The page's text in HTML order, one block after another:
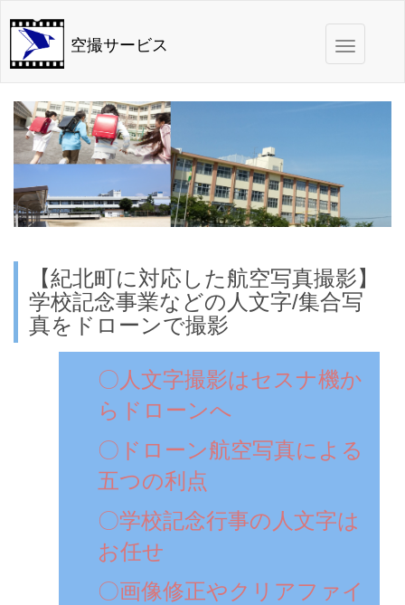
navigation
空撮サービス
【紀北町に対応した航空写真撮影】
学校記念事業などの人文字/集合写
真をドローンで撮影
〇人文字撮影はセスナ機か
らドローンへ
〇ドローン航空写真による
五つの利点
〇学校記念行事の人文字は
お任せ
〇画像修正やクリアファイ